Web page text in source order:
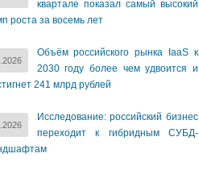
квартале показал самый высокий
роста за восемь лет
Объём российского рынка IaaS к
2030 году более чем удвоится и
241 млрд рублей
Исследование: российский бизнес
переходит к гибридным СУБД-